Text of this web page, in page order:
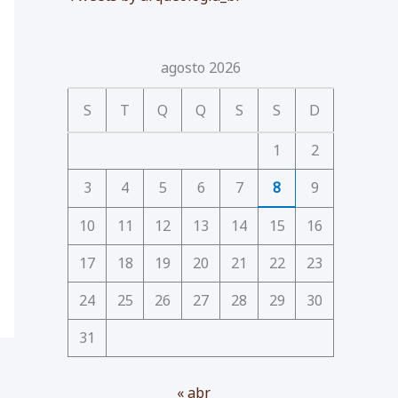
agosto 2026
S T Q Q S S D
1
2
3
4 5 6 7 8
9
10
11 12 13 14 15
16
17
18 19 20 21 22
23
24
25 26 27 28 29
30
31
« abr